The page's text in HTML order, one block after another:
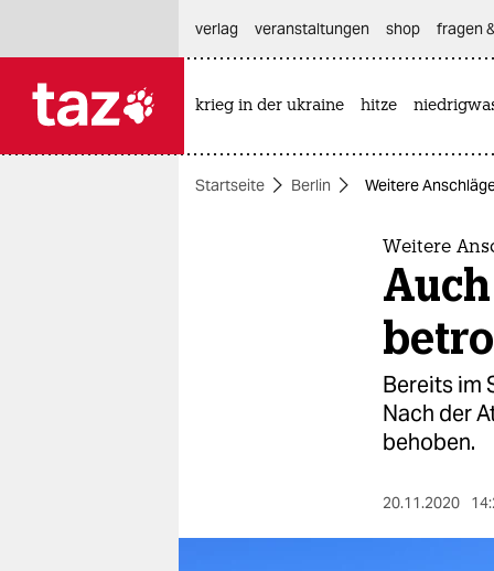
themen
nord
verlag
veranstaltungen shop fragen
krieg in der ukraine hitze
Startseite Berlin Weitere
Weitere
Bereits im
Nach der
behoben.
20.11.2020